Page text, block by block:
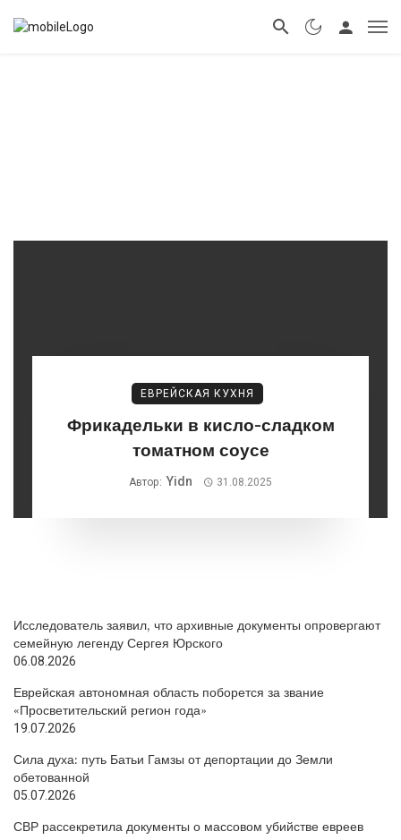
ЕВРЕЙСКАЯ КУХНЯ
Фрикадельки в кисло-сладком
томатном соусе
Автор: Yidn 31.08.2025
Исследователь заявил, что архивные документы опровергают
семейную легенду Сергея Юрского
06.08.2026
Еврейская автономная область поборется за звание
«Просветительский регион года»
19.07.2026
Сила духа: путь Батьи Гамзы от депортации до Земли
обетованной
05.07.2026
СВР рассекретила документы о массовом убийстве евреев